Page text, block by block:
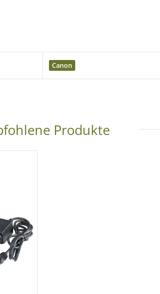
Canon
Produkte